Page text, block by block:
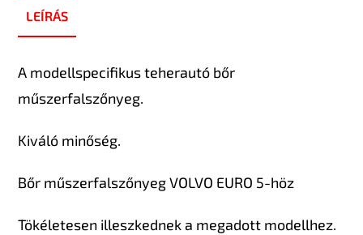
LEÍRÁS
A modellspecifikus teherautó bőr
műszerfalszőnyeg.
Kiváló minőség.
Bőr műszerfalszőnyeg VOLVO EURO 5-höz
Tökéletesen illeszkednek a megadott modellhez.